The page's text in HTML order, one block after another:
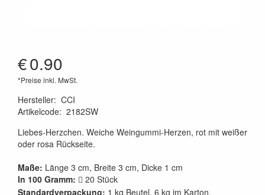
€0.90
*Preise inkl. MwSt.
Hersteller: CCI
Artikelcode: 2182SW
Liebes-Herzchen. Weiche Weingummi-Herzen, rot mit weißer
oder rosa Rückseite.
Maße: Länge 3 cm, Breite 3 cm, Dicke 1 cm
In 100 Gramm:  20 Stück
Standardverpackung: 1 kg Beutel, 6 kg im Karton.